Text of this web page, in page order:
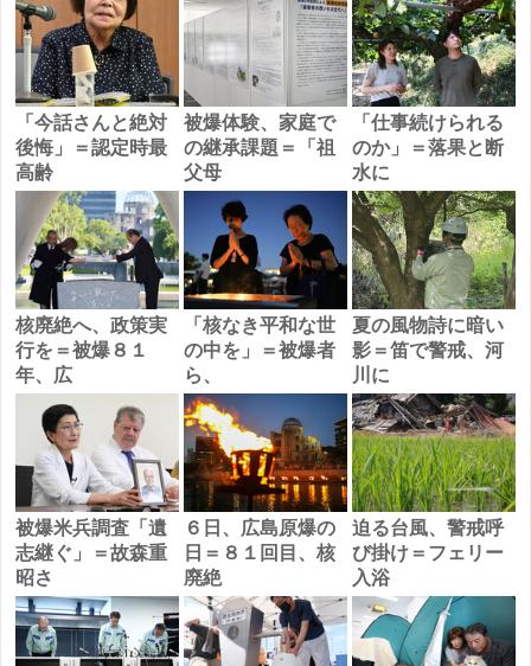
「今話さんと絶対
後悔」＝認定時最
高齢
被爆体験、家庭で
の継承課題＝「祖
父母
「仕事続けられる
のか」＝落果と断
水に
核廃絶へ、政策実
行を＝被爆８１
年、広
「核なき平和な世
の中を」＝被爆者
ら、
夏の風物詩に暗い
影＝笛で警戒、河
川に
被爆米兵調査「遺
志継ぐ」＝故森重
昭さ
６日、広島原爆の
日＝８１回目、核
廃絶
迫る台風、警戒呼
び掛け＝フェリー
入浴